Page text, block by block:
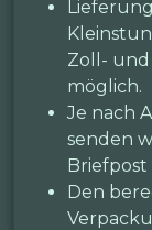
Zoll-
möglich.
Je nach
senden
Briefpost
Den